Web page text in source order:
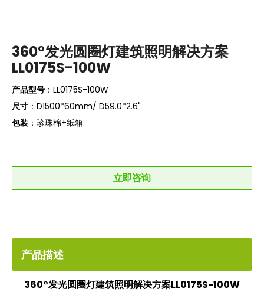
360°发光圆圈灯建筑照明解决方案
LL0175S-100W
产品型号 ：LL0175S-100W
尺寸 ：D1500*60mm/ D59.0*2.6"
包装 ：珍珠棉+纸箱
立即咨询
产品描述
360°发光圆圈灯建筑照明解决方案LL0175S-100W